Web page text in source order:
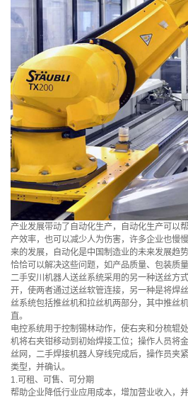
产业发展带动了自动化生产，自动化生产可以
产效率，也可以减少人为伤害，许多企业也慢
来的发展，自动化是中国制造业的未来发展趋
恰恰可以解决这些问题，如产品质量、包装质量
二手安川机器人送丝系统采用的另一种送丝方
开，使两者通过送丝软管连接，另一种是将焊
丝系统包括推丝机和拉丝机两部分，其中推丝
直。
电控系统用于控制锡林动作，使右夹和分梳辊
机将右夹钳移动到初始焊接工位；操作人员将
丝网，二手焊接机器人穿线完成后，操作员夹
类型，并确认。
1.可租、可售、可分期
帮助企业降低行业应用成本，增加营业收入，